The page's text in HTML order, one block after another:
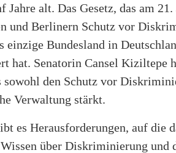
Jahre alt. Das Gesetz, das am
und Berlinern Schutz vor
einzige Bundesland in
hat. Senatorin Cansel Kiziltepe
sowohl den Schutz vor
Verwaltung stärkt.
es Herausforderungen, auf die
über Diskriminierung und